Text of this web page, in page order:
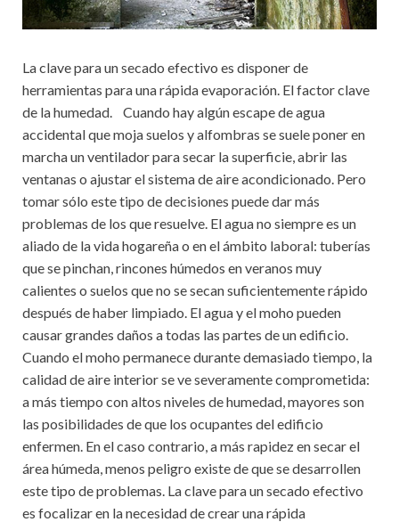
La clave para un secado efectivo es disponer de
herramientas para una rápida evaporación. El factor clave
de la humedad. Cuando hay algún escape de agua
accidental que moja suelos y alfombras se suele poner en
marcha un ventilador para secar la superficie, abrir las
ventanas o ajustar el sistema de aire acondicionado. Pero
tomar sólo este tipo de decisiones puede dar más
problemas de los que resuelve. El agua no siempre es un
aliado de la vida hogareña o en el ámbito laboral: tuberías
que se pinchan, rincones húmedos en veranos muy
calientes o suelos que no se secan suficientemente rápido
después de haber limpiado. El agua y el moho pueden
causar grandes daños a todas las partes de un edificio.
Cuando el moho permanece durante demasiado tiempo, la
calidad de aire interior se ve severamente comprometida:
a más tiempo con altos niveles de humedad, mayores son
las posibilidades de que los ocupantes del edificio
enfermen. En el caso contrario, a más rapidez en secar el
área húmeda, menos peligro existe de que se desarrollen
este tipo de problemas. La clave para un secado efectivo
es focalizar en la necesidad de crear una rápida